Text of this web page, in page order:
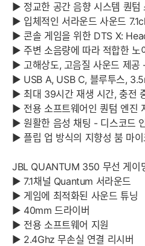
▶ 정교한 공간 음향 시스템 퀀텀
▶ 입체적인 서라운드 사운드
▶ 콘솔 게임을 위한 DTS X:
▶ 주변 소음량에 따라 적합한 노
▶ 고해상도, 고음질 사운드 제공
▶ USB A, USB C, 블루투스,
▶ 최대 39시간 재생 시간, 충전
▶ 전용 소프트웨어인 퀀텀 엔진
▶ 원활한 음성 채팅 - 디스코드
▶ 플립 업 방식의 지향성 붐 마이
JBL QUANTUM 350 무선 게이
▶ 7.1채널 Quantum 서라운드
▶ 게임에 최적화된 사운드 튜닝
▶ 40mm 드라이버
▶ 전용 소프트웨어 지원
▶ 2.4Ghz 무손실 연결 리시버